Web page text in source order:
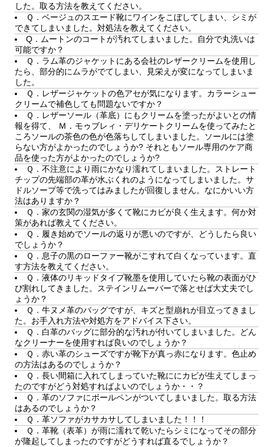
した。取る方法を教えてください。
Ｑ．ベージュのスエード靴にワインをこぼしてしまい、シミが
できてしまいました。対処法を教えてください。
Q．ムートンのコートが汚れてしまいました。自分で丸洗いは
可能ですか？
Ｑ．ラム革のジャケットにある会社のレザークリームを使用し
たら、部分的にムラがでてしまい、見栄えが変になってしまいま
した。
Ｑ．レザージャケットの色アセが気になります。カラーシュー
クリームで補色しても問題ないですか？
Ｑ．レザーソール（革底）にもクリームを塗ったがよいとの情
報を得て、 Ｍ．モゥブレィ・デリケートクリームを使ってみたと
ころソールの茶色の色が色落ちしてしまいました。ソールには塗
らない方がよかったのでしょうか? それともソール専用のケア商
品を使った方がよかったのでしょうか?
Ｑ．不注意により雨にかなり濡れてしまいました。ストレート
チップの先端部の革が水ぶくれのようになってしまいました。サ
ドルソープ等で洗ってはみましたが回復しません。なにかいい方
法はありますか？
Ｑ．家の玄関の湿気が多くて靴にカビが良く生えます。何か対
策があれば教えてください。
Ｑ．履き始めでソールの返りが悪いのですが、どうしたら良い
でしょうか？
Ｑ．息子の黒のローファー靴がこすれて白くなっています。直
す方法を教えてください。
Ｑ．液体のリキッドタイプ靴墨を使用していたら靴の表面がひ
び割れしてきました。ステインリムーバーで落とせば大丈夫でし
ょうか？
Ｑ．牛ヌメ革のバッグですが、キズと型崩れが目立ってきまし
た。お手入れ方法や対処方をアドバイス下さい。
Ｑ．白革のバッグに部分的な汚れが付いてしまいました。どん
なクリーナーを使用すれば良いのでしょうか？
Ｑ．赤い革のシューズですが靴下が真っ赤になります。色止め
の方法はあるのでしょうか？
Ｑ．長い間箱に入れてしまっていた靴ににカビが生えてしまっ
たのですがどう対処すればよいのでしょうか・・？
Ｑ．革のソファにボールペンがついてしまいました。取る方法
はあるのでしょうか？
Ｑ．革ソファがカサカサしてしまいました！！！
Ｑ．革靴（表革）が雨に濡れて乾いたらシミになってその部分
が隆起してしまったのですがどうすれば直るでしょうか？